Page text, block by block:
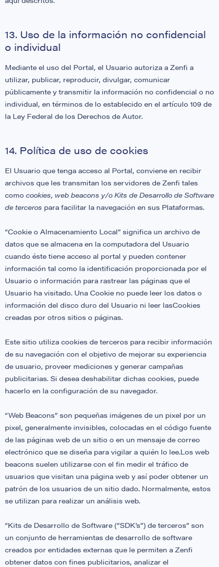
13. Uso de la información no confidencial
o individual
Mediante el uso del Portal, el Usuario autoriza a Zenfi a
utilizar, publicar, reproducir, divulgar, comunicar
públicamente y transmitir la información no confidencial o no
individual, en términos de lo establecido en el artículo 109 de
la Ley Federal de los Derechos de Autor.
14. Política de uso de cookies
El Usuario que tenga acceso al Portal, conviene en recibir
archivos que les transmitan los servidores de Zenfi tales
como cookies, web beacons y/o Kits de Desarrollo de Software
de terceros para facilitar la navegación en sus Plataformas.
“Cookie o Almacenamiento Local” significa un archivo de
datos que se almacena en la computadora del Usuario
cuando éste tiene acceso al portal y pueden contener
información tal como la identificación proporcionada por el
Usuario o información para rastrear las páginas que el
Usuario ha visitado. Una Cookie no puede leer los datos o
información del disco duro del Usuario ni leer lasCookies
creadas por otros sitios o páginas.
Este sitio utiliza cookies de terceros para recibir información
de su navegación con el objetivo de mejorar su experiencia
de usuario, proveer mediciones y generar campañas
publicitarias. Si desea deshabilitar dichas cookies, puede
hacerlo en la configuración de su navegador.
“Web Beacons” son pequeñas imágenes de un pixel por un
pixel, generalmente invisibles, colocadas en el código fuente
de las páginas web de un sitio o en un mensaje de correo
electrónico que se diseña para vigilar a quién lo lee​.Los web
beacons suelen utilizarse con el fin medir el tráfico de
usuarios que visitan una página web y así poder obtener un
patrón de los usuarios de un sitio dado. Normalmente, estos
se utilizan para realizar un análisis web.
“Kits de Desarrollo de Software (“SDK’s”) de terceros” son
un conjunto de herramientas de desarrollo de software
creados por entidades externas que le permiten a Zenfi
obtener datos con fines publicitarios, analizar el